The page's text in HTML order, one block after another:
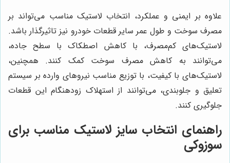
علاوه بر ایمنی و عملکرد، انتخاب لاستیک مناسب می‌تواند بر
مصرف سوخت و طول عمر سایر قطعات خودرو نیز تاثیرگذار باشد.
لاستیک‌های کم‌مصرف، با کاهش اصطکاک با سطح جاده،
می‌توانند به کاهش مصرف سوخت کمک کنند. همچنین،
لاستیک‌های با کیفیت، با توزیع مناسب نیروهای وارده بر سیستم
تعلیق و جلوبندی، می‌توانند از استهلاک زودهنگام این قطعات
جلوگیری کنند.
راهنمای انتخاب سایز لاستیک مناسب برای
سوزوکی